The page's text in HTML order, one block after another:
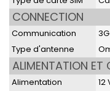
CONNECTION
Communication
Type d'antenne
ALIMENTATION ET
Alimentation
12